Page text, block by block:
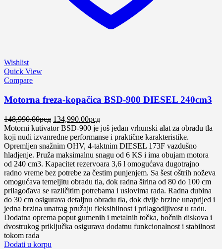
Wishlist
Quick View
Compare
Motorna freza-kopačica BSD-900 DIESEL 240cm3
148,990.00рсд Оригинална
цена
је
била:
148,990.00рсд.
134,990.00рсдТренутна
цена
је:
134,990.00рсд.
Motorni kutivator BSD-900 je još jedan vrhunski alat za obradu tla
koji nudi izvanredne performanse i praktične karakteristike.
Opremljen snažnim OHV, 4-taktnim DIESEL 173F vazdušno
hladjenje. Pruža maksimalnu snagu od 6 KS i ima obujam motora
od 240 cm3. Kapacitet rezervoara 3,6 l omogućava dugotrajno
radno vreme bez potrebe za čestim punjenjem. Sa šest oštrih noževa
omogućava temeljitu obradu tla, dok radna širina od 80 do 100 cm
prilagođava se različitim potrebama i uslovima rada. Radna dubina
do 30 cm osigurava detaljnu obradu tla, dok dvije brzine unaprijed i
jedna brzina unatrag pružaju fleksibilnost i prilagodljivost u radu.
Dodatna oprema poput gumenih i metalnih točka, bočnih diskova i
dvostrukog priključka osigurava dodatnu funkcionalnost i stabilnost
tokom rada
Dodati u korpu